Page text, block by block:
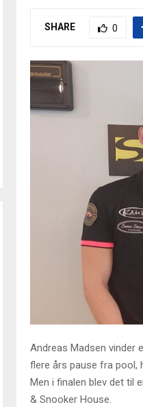
SHARE 0
Andreas Madsen vinder
flere års pause fra pool,
Men i finalen blev det til
& Snooker House.